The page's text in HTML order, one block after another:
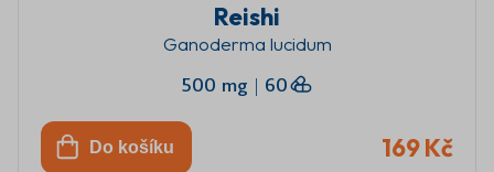
Reishi
Ganoderma lucidum
500 mg | 60
Do košíku 169 Kč